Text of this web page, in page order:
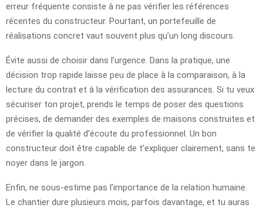
erreur fréquente consiste à ne pas vérifier les références
récentes du constructeur. Pourtant, un portefeuille de
réalisations concret vaut souvent plus qu’un long discours.
Évite aussi de choisir dans l’urgence. Dans la pratique, une
décision trop rapide laisse peu de place à la comparaison, à la
lecture du contrat et à la vérification des assurances. Si tu veux
sécuriser ton projet, prends le temps de poser des questions
précises, de demander des exemples de maisons construites et
de vérifier la qualité d’écoute du professionnel. Un bon
constructeur doit être capable de t’expliquer clairement, sans te
noyer dans le jargon.
Enfin, ne sous-estime pas l’importance de la relation humaine.
Le chantier dure plusieurs mois, parfois davantage, et tu auras